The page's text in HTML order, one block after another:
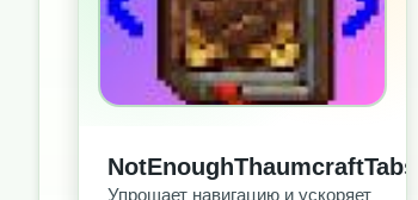
NotEnoughThaumcraftTabs
Упрощает навигацию и ускоряет